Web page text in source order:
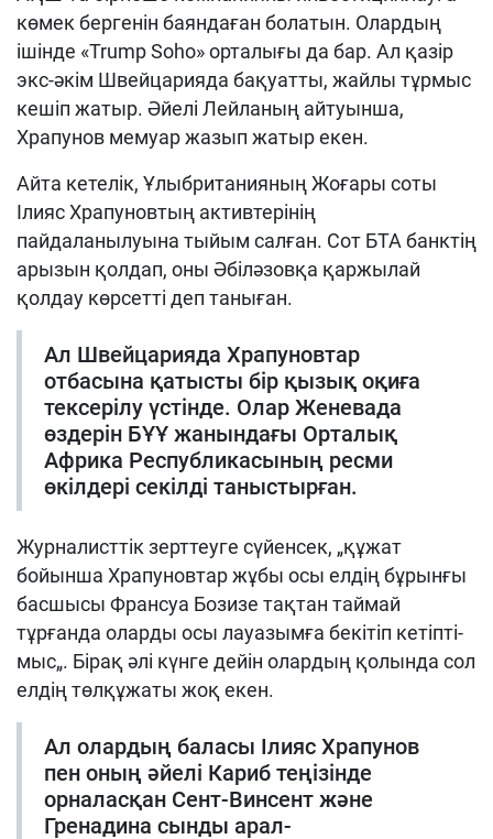
көмек бергенін баяндаған болатын. Олардың
ішінде «Trump Soho» орталығы да бар. Ал қазір
экс-әкім Швейцарияда бақуатты, жайлы тұрмыс
кешіп жатыр. Әйелі Лейланың айтуынша,
Храпунов мемуар жазып жатыр екен.
Айта кетелік, Ұлыбританияның Жоғары соты
Ілияс Храпуновтың активтерінің
пайдаланылуына тыйым салған. Сот БТА банктің
арызын қолдап, оны Әбіләзовқа қаржылай
қолдау көрсетті деп таныған.
Ал Швейцарияда Храпуновтар
отбасына қатысты бір қызық оқиға
тексерілу үстінде. Олар Женевада
өздерін БҰҰ жанындағы Орталық
Африка Республикасының ресми
өкілдері секілді таныстырған.
Журналисттік зерттеуге сүйенсек, „құжат
бойынша Храпуновтар жұбы осы елдің бұрынғы
басшысы Франсуа Бозизе тақтан таймай
тұрғанда оларды осы лауазымға бекітіп кетіпті-
мыс„. Бірақ әлі күнге дейін олардың қолында сол
елдің төлқұжаты жоқ екен.
Ал олардың баласы Ілияс Храпунов
пен оның әйелі Кариб теңізінде
орналасқан Сент-Винсент және
Гренадина сынды арал-